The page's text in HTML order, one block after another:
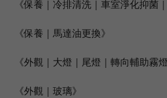
《保養｜冷排清洗｜車室淨化抑菌
《保養｜馬達油更換》
《外觀｜大燈｜尾燈｜轉向輔助霧燈
《外觀｜玻璃》